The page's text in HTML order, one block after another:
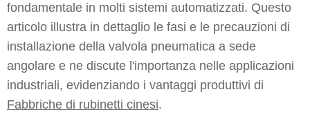
fondamentale in molti sistemi automatizzati. Questo
articolo illustra in dettaglio le fasi e le precauzioni di
installazione della valvola pneumatica a sede
angolare e ne discute l'importanza nelle applicazioni
industriali, evidenziando i vantaggi produttivi di
Fabbriche di rubinetti cinesi.